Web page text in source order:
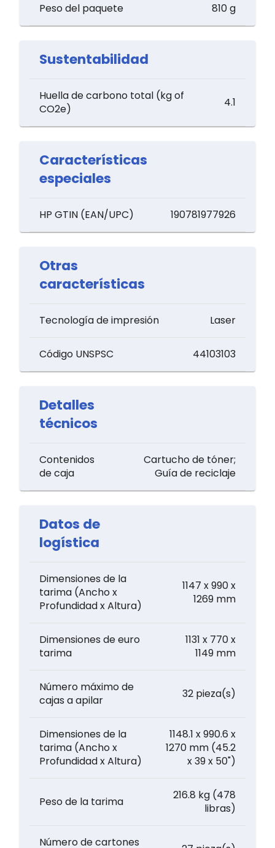
Peso del paquete 810 g
Sustentabilidad
Huella de carbono total (kg of
CO2e)
4.1
Características
especiales
HP GTIN (EAN/UPC) 190781977926
Otras
características
Tecnología de impresión Laser
Código UNSPSC 44103103
Detalles
técnicos
Contenidos
de caja
Cartucho de tóner;
Guía de reciclaje
Datos de
logística
Dimensiones de la
tarima (Ancho x
Profundidad x Altura)
1147 x 990 x
1269 mm
Dimensiones de euro
tarima
1131 x 770 x
1149 mm
Número máximo de
cajas a apilar
32 pieza(s)
Dimensiones de la
tarima (Ancho x
Profundidad x Altura)
1148.1 x 990.6 x
1270 mm (45.2
x 39 x 50")
Peso de la tarima
216.8 kg (478
libras)
Número de cartones